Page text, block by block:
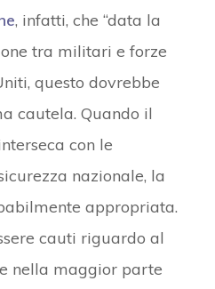
, infatti, che “data la
tra militari e forze
questo dovrebbe
cautela. Quando il
con le
nazionale, la
appropriata.
cauti riguardo al
nella maggior parte